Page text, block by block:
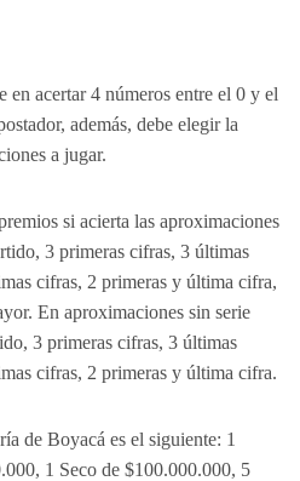
acertar 4 números entre el 0 y el
además, debe elegir la
a jugar.
si acierta las aproximaciones
3 primeras cifras, 3 últimas
cifras, 2 primeras y última cifra,
En aproximaciones sin serie
3 primeras cifras, 3 últimas
cifras, 2 primeras y última cifra.
de Boyacá es el siguiente: 1
1 Seco de $100.000.000, 5